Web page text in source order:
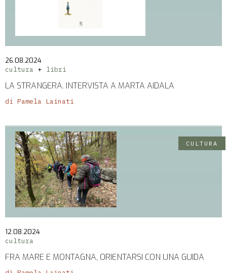
26.08.2024
cultura
libri
LA STRANGERA. INTERVISTA A MARTA AIDALA
di Pamela Lainati
CULTURA
12.08.2024
cultura
FRA MARE E MONTAGNA, ORIENTARSI CON UNA GUIDA